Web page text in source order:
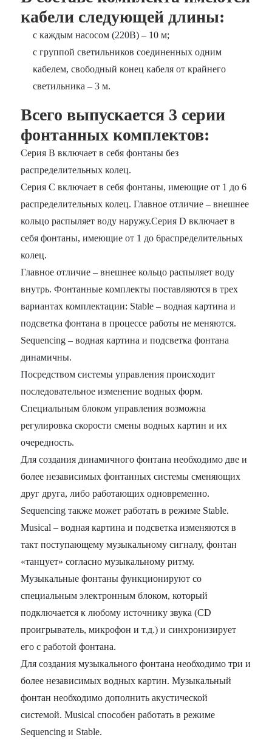
кабели следующей длины:
с каждым насосом (220В) – 10 м;
с группой светильников соединенных одним
кабелем, свободный конец кабеля от крайнего
светильника – 3 м.
Всего выпускается 3 серии
фонтанных комплектов:
Серия B включает в себя фонтаны без
распределительных колец.
Серия С включает в себя фонтаны, имеющие от 1 до 6
распределительных колец. Главное отличие – внешнее
кольцо распыляет воду наружу.Серия D включает в
себя фонтаны, имеющие от 1 до 6распределительных
колец.
Главное отличие – внешнее кольцо распыляет воду
внутрь. Фонтанные комплекты поставляются в трех
вариантах комплектации: Stable – водная картина и
подсветка фонтана в процессе работы не меняются.
Sequencing – водная картина и подсветка фонтана
динамичны.
Посредством системы управления происходит
последовательное изменение водных форм.
Специальным блоком управления возможна
регулировка скорости смены водных картин и их
очередность.
Для создания динамичного фонтана необходимо две и
более независимых фонтанных системы сменяющих
друг друга, либо работающих одновременно.
Sequencing также может работать в режиме Stable.
Musical – водная картина и подсветка изменяются в
такт поступающему музыкальному сигналу, фонтан
«танцует» согласно музыкальному ритму.
Музыкальные фонтаны функционируют со
специальным электронным блоком, который
подключается к любому источнику звука (CD
проигрыватель, микрофон и т.д.) и синхронизирует
его с работой фонтана.
Для создания музыкального фонтана необходимо три и
более независимых водных картин. Музыкальный
фонтан необходимо дополнить акустической
системой. Musical способен работать в режиме
Sequencing и Stable.